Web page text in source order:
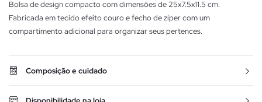
Bolsa de design compacto com dimensões de 25x7.5x11.5 cm.
Fabricada em tecido efeito couro e fecho de zíper com um
compartimento adicional para organizar seus pertences.
Composição e cuidado